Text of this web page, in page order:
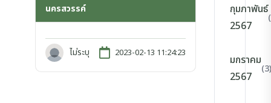
นครสวรรค์
ไม่ระบุ 2023-02-13 11:24:23
กุมภาพันธ์
2567
มกราคม
2567
(3)